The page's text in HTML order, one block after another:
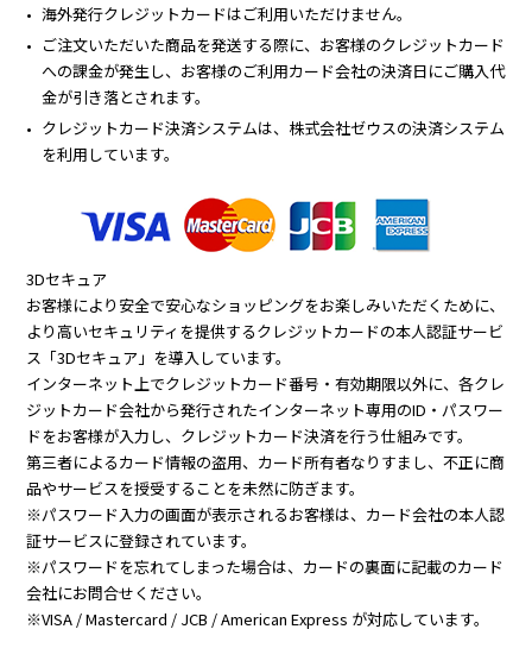
海外発行クレジットカードはご利用いただけません。
ご注文いただいた商品を発送する際に、お客様のクレジットカード
への課金が発生し、お客様のご利用カード会社の決済日にご購入代
金が引き落とされます。
クレジットカード決済システムは、株式会社ゼウスの決済システム
を利用しています。
3Dセキュア
お客様により安全で安心なショッピングをお楽しみいただくために、
より高いセキュリティを提供するクレジットカードの本人認証サービ
ス「3Dセキュア」を導入しています。
インターネット上でクレジットカード番号・有効期限以外に、各クレ
ジットカード会社から発行されたインターネット専用のID・パスワー
ドをお客様が入力し、クレジットカード決済を行う仕組みです。
第三者によるカード情報の盗用、カード所有者なりすまし、不正に商
品やサービスを授受することを未然に防ぎます。
※パスワード入力の画面が表示されるお客様は、カード会社の本人認
証サービスに登録されています。
※パスワードを忘れてしまった場合は、カードの裏面に記載のカード
会社にお問合せください。
※VISA / Mastercard / JCB / American Express が対応しています。